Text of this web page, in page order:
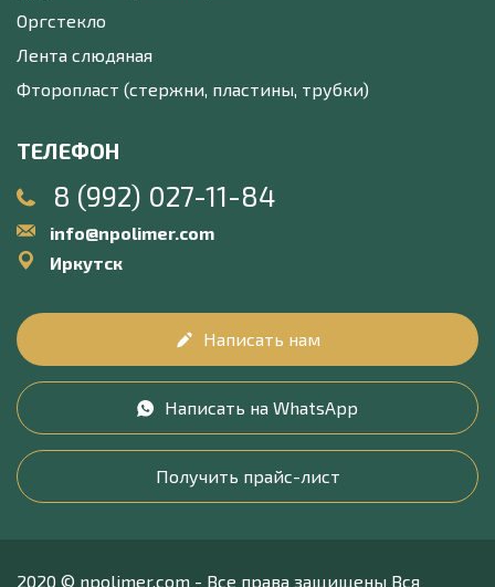
Оргстекло
Лента слюдяная
Фторопласт (стержни, пластины, трубки)
ТЕЛЕФОН
8 (992) 027-11-84
info@npolimer.com
Иркутск
Написать нам
Написать на WhatsApp
Получить прайс-лист
2020 © npolimer.com - Все права защищены Вся